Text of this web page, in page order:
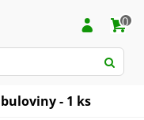
0
- 1 ks